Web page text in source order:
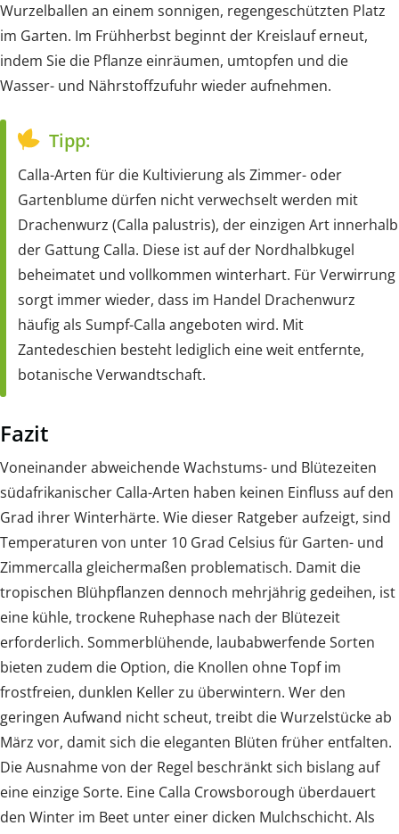
Wurzelballen an einem sonnigen, regengeschützten Platz
im Garten. Im Frühherbst beginnt der Kreislauf erneut,
indem Sie die Pflanze einräumen, umtopfen und die
Wasser- und Nährstoffzufuhr wieder aufnehmen.
Tipp:
Calla-Arten für die Kultivierung als Zimmer- oder
Gartenblume dürfen nicht verwechselt werden mit
Drachenwurz (Calla palustris), der einzigen Art innerhalb
der Gattung Calla. Diese ist auf der Nordhalbkugel
beheimatet und vollkommen winterhart. Für Verwirrung
sorgt immer wieder, dass im Handel Drachenwurz
häufig als Sumpf-Calla angeboten wird. Mit
Zantedeschien besteht lediglich eine weit entfernte,
botanische Verwandtschaft.
Fazit
Voneinander abweichende Wachstums- und Blütezeiten
südafrikanischer Calla-Arten haben keinen Einfluss auf den
Grad ihrer Winterhärte. Wie dieser Ratgeber aufzeigt, sind
Temperaturen von unter 10 Grad Celsius für Garten- und
Zimmercalla gleichermaßen problematisch. Damit die
tropischen Blühpflanzen dennoch mehrjährig gedeihen, ist
eine kühle, trockene Ruhephase nach der Blütezeit
erforderlich. Sommerblühende, laubabwerfende Sorten
bieten zudem die Option, die Knollen ohne Topf im
frostfreien, dunklen Keller zu überwintern. Wer den
geringen Aufwand nicht scheut, treibt die Wurzelstücke ab
März vor, damit sich die eleganten Blüten früher entfalten.
Die Ausnahme von der Regel beschränkt sich bislang auf
eine einzige Sorte. Eine Calla Crowsborough überdauert
den Winter im Beet unter einer dicken Mulchschicht. Als